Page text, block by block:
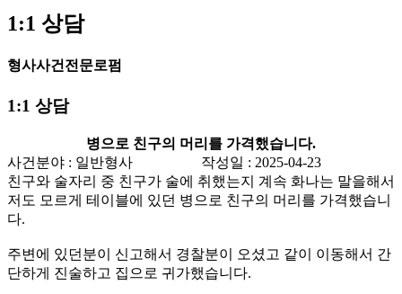
1:1 상담
형사사건전문로펌
1:1 상담
병으로 친구의 머리를 가격했습니다.
사건분야 : 일반형사
작성일 : 2025-04-23
친구와 술자리 중 친구가 술에 취했는지 계속 화나는 말을해서
저도 모르게 테이블에 있던 병으로 친구의 머리를 가격했습니
다.
주변에 있던분이 신고해서 경찰분이 오셨고 같이 이동해서 간
단하게 진술하고 집으로 귀가했습니다.